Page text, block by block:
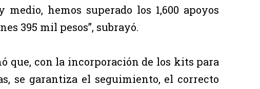
hemos superado los 1,600 apoyos
395 mil pesos”, subrayó.
que, con la incorporación de los kits para
se garantiza el seguimiento, el correcto